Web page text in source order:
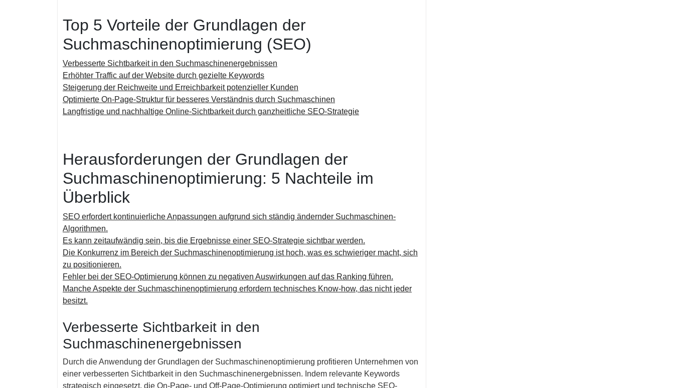
Top 5 Vorteile der Grundlagen der
Suchmaschinenoptimierung (SEO)
Verbesserte Sichtbarkeit in den Suchmaschinenergebnissen
Erhöhter Traffic auf der Website durch gezielte Keywords
Steigerung der Reichweite und Erreichbarkeit potenzieller Kunden
Optimierte On-Page-Struktur für besseres Verständnis durch Suchmaschinen
Langfristige und nachhaltige Online-Sichtbarkeit durch ganzheitliche SEO-Strategie
Herausforderungen der Grundlagen der
Suchmaschinenoptimierung: 5 Nachteile im
Überblick
SEO erfordert kontinuierliche Anpassungen aufgrund sich ständig ändernder Suchmaschinen-
Algorithmen.
Es kann zeitaufwändig sein, bis die Ergebnisse einer SEO-Strategie sichtbar werden.
Die Konkurrenz im Bereich der Suchmaschinenoptimierung ist hoch, was es schwieriger macht, sich
zu positionieren.
Fehler bei der SEO-Optimierung können zu negativen Auswirkungen auf das Ranking führen.
Manche Aspekte der Suchmaschinenoptimierung erfordern technisches Know-how, das nicht jeder
besitzt.
Verbesserte Sichtbarkeit in den
Suchmaschinenergebnissen
Durch die Anwendung der Grundlagen der Suchmaschinenoptimierung profitieren Unternehmen von
einer verbesserten Sichtbarkeit in den Suchmaschinenergebnissen. Indem relevante Keywords
strategisch eingesetzt, die On-Page- und Off-Page-Optimierung optimiert und technische SEO-